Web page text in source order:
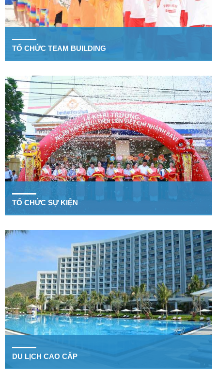
TỔ CHỨC TEAM BUILDING
TỔ CHỨC SỰ KIỆN
DU LỊCH CAO CẤP